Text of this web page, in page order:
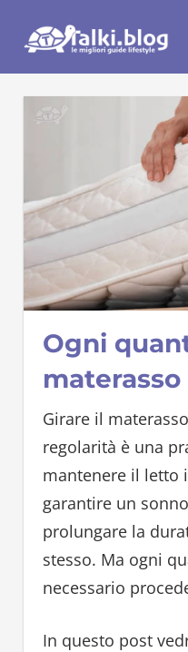
Ogni
materasso
Girare il
regolarità è una
mantenere il letto
garantire un
prolungare la
stesso. Ma ogni
necessario
In questo post